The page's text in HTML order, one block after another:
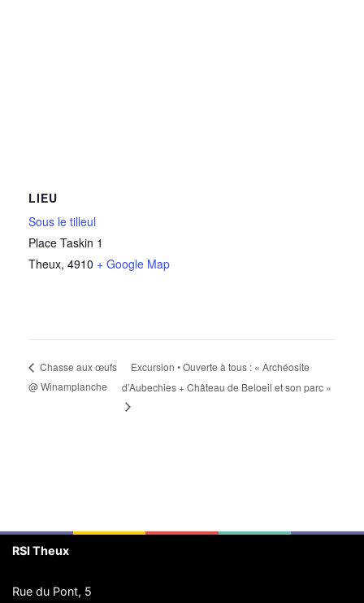
LIEU
Sous le tilleul
Place Taskin 1
Theux, 4910 + Google Map
Chasse aux œufs
@ Winamplanche
Excursion • Ouverte à tous : « Archéosite
d’Aubechies + Château de Beloeil et son parc »
RSI Theux
Rue du Pont, 5